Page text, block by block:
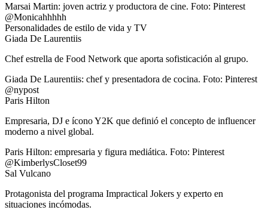
Marsai Martin: joven actriz y productora de cine. Foto: Pinterest
@Monicahhhhh
Personalidades de estilo de vida y TV
Giada De Laurentiis
Chef estrella de Food Network que aporta sofisticación al grupo.
Giada De Laurentiis: chef y presentadora de cocina. Foto: Pinterest
@nypost
Paris Hilton
Empresaria, DJ e ícono Y2K que definió el concepto de influencer
moderno a nivel global.
Paris Hilton: empresaria y figura mediática. Foto: Pinterest
@KimberlysCloset99
Sal Vulcano
Protagonista del programa Impractical Jokers y experto en
situaciones incómodas.